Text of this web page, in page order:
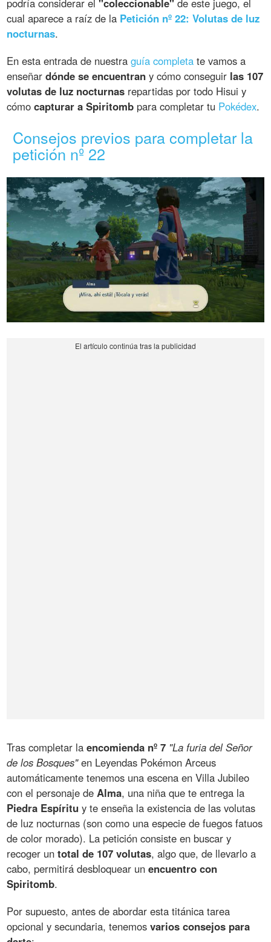
podría considerar el"coleccionable" de este juego, el
cual aparece a raíz de la Petición nº 22: Volutas de luz
nocturnas.
En esta entrada de nuestraguía completa te vamos a
enseñardónde se encuentran y cómo conseguir las 107
volutas de luz nocturnas repartidas por todo Hisui y
cómocapturar a Spiritomb para completar tu Pokédex.
Consejos previos para completar la
petición nº 22
Tras completar laencomienda nº 7 "La furia del Señor
de los Bosques"en Leyendas Pokémon Arceus
automáticamente tenemos una escena en Villa Jubileo
con el personaje de Alma, una niña que te entrega la
Piedra Espíritu y te enseña la existencia de las volutas
de luz nocturnas (son como una especie de fuegos fatuos
de color morado). La petición consiste en buscar y
recoger untotal de 107 volutas, algo que, de llevarlo a
cabo, permitirá desbloquear unencuentro con
Spiritomb.
Por supuesto, antes de abordar esta titánica tarea
opcional y secundaria, tenemosvarios consejos para